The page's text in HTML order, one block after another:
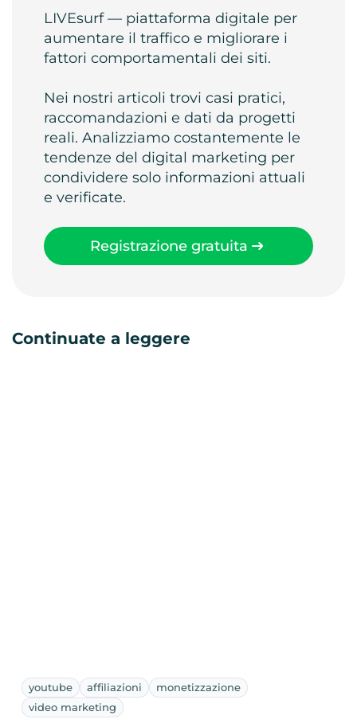
LIVEsurf — piattaforma digitale per
aumentare il traffico e migliorare i
fattori comportamentali dei siti.
Nei nostri articoli trovi casi pratici,
raccomandazioni e dati da progetti
reali. Analizziamo costantemente le
tendenze del digital marketing per
condividere solo informazioni attuali
e verificate.
Registrazione gratuita
Continuate a leggere
youtube affiliazioni
monetizzazione
video marketing